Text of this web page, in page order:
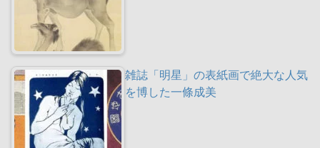
雑誌「明星」の表紙画で絶大な人気
を博した一條成美